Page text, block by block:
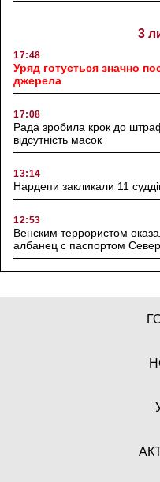
3
17:48
Уряд готується значно
джерела
17:08
Рада зробила крок до
відсутність масок
13:14
Нардепи закликали 11
12:53
Венским террористом
албанец с паспортом